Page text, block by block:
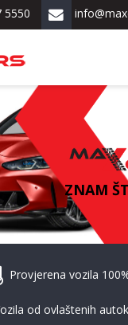
5550
ZNAM
Provjerena vozila
od ovlaštenih